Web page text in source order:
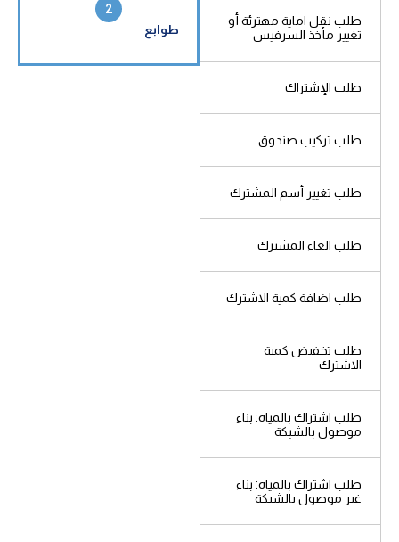
طلب نقل اماية مهترئة أو
تغيير مأخذ السرفيس
طلب الإشتراك
طلب تركيب صندوق
طلب تغيير أسم المشترك
طلب الغاء المشترك
طلب اضافة كمية الاشترك
طلب تخفيض كمية
الاشترك
طلب اشتراك بالمياه: بناء
موصول بالشبكة
طلب اشتراك بالمياه: بناء
غير موصول بالشبكة
صورة عن غلاف رخصة
البناء
صورة عن الهوية
افادة انجاز البناء و خريطة
بالكهرباء
7
طوابع
2
طوابع